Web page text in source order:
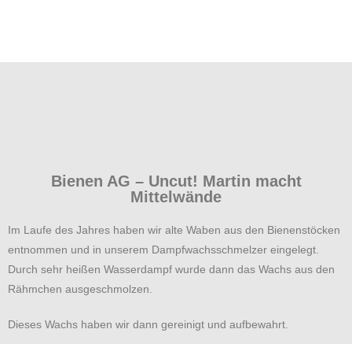
Bienen AG – Uncut! Martin macht
Mittelwände
Im Laufe des Jahres haben wir alte Waben aus den Bienenstöcken
entnommen und in unserem Dampfwachsschmelzer eingelegt.
Durch sehr heißen Wasserdampf wurde dann das Wachs aus den
Rähmchen ausgeschmolzen.
Dieses Wachs haben wir dann gereinigt und aufbewahrt.